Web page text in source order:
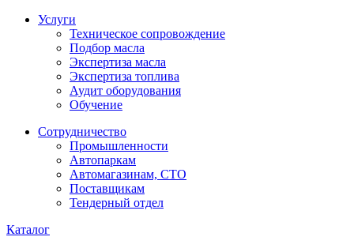
Услуги
Техническое сопровождение
Подбор масла
Экспертиза масла
Экспертиза топлива
Аудит оборудования
Обучение
Сотрудничество
Промышленности
Автопаркам
Автомагазинам, СТО
Поставщикам
Тендерный отдел
Каталог